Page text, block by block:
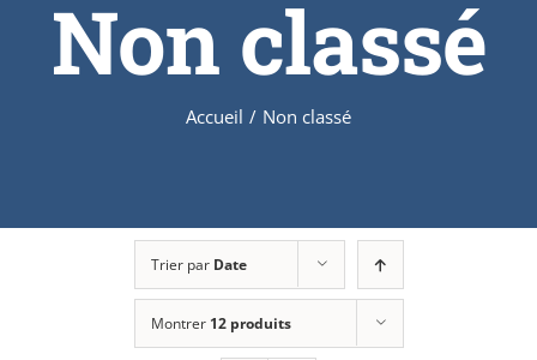
Non classé
Accueil / Non classé
Trier par Date
Montrer 12 produits